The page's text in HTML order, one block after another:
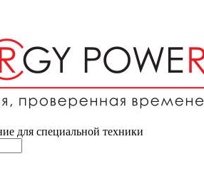
для специальной техники